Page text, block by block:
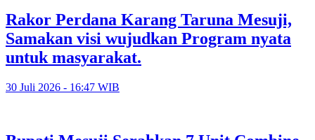
Rakor Perdana Karang Taruna Mesuji,
Samakan visi wujudkan Program nyata
untuk masyarakat.
30 Juli 2026 - 16:47 WIB